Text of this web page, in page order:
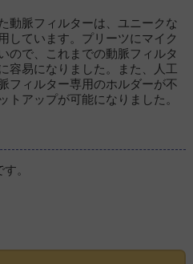
動脈フィルターは、ユニークな
しています。プリーツにマイク
ので、これまでの動脈フィルタ
容易になりました。また、人工
フィルター専用のホルダーが不
トアップが可能になりました。
。